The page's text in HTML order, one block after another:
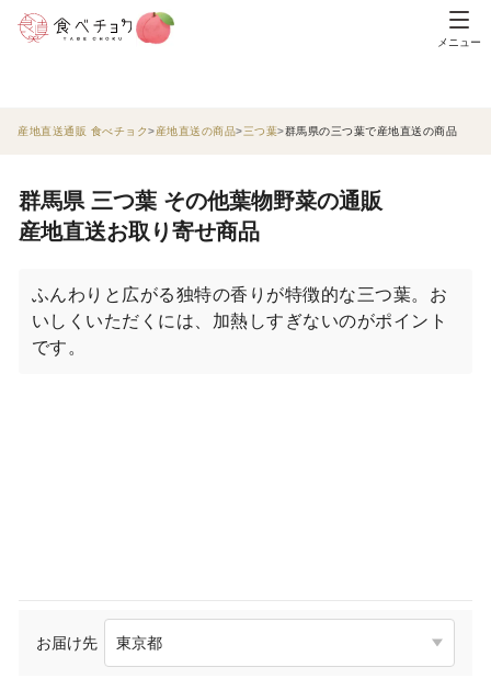
メニュー
産地直送通販 食べチョク 産地直送の商品 三つ葉 群馬県の三つ葉で産地直送の商品
群馬県 三つ葉 その他葉物野菜の通販
産地直送お取り寄せ商品
ふんわりと広がる独特の香りが特徴的な三つ葉。お
いしくいただくには、加熱しすぎないのがポイント
です。
お届け先